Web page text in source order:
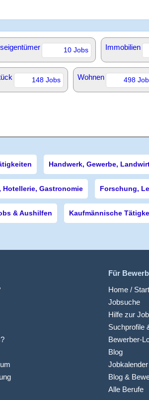
10 Jobs Immobilien
148 Jobs Wohnen 498
Handwerk, Gewerbe,
Hotellerie, Gastronomie Forschung,
& Aushilfen Kaufmännische
Für
Home /
Jobsuche
Hilfe zur
Suchprofile
Bewerber-
Blog
Jobkalender
Blog &
Alle Berufe